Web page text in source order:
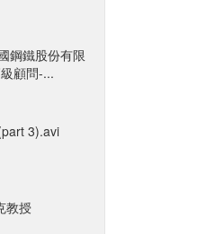
鋼鐵股份有限
顧問-...
3).avi
教授